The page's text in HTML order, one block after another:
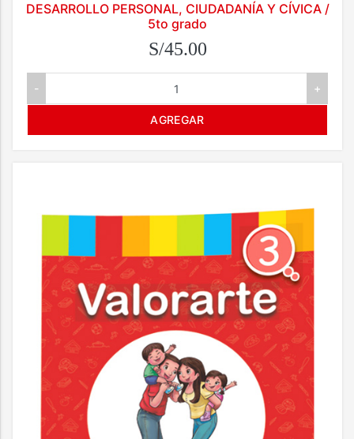
DESARROLLO PERSONAL, CIUDADANÍA Y CÍVICA /
5to grado
S/45.00
- +
AGREGAR